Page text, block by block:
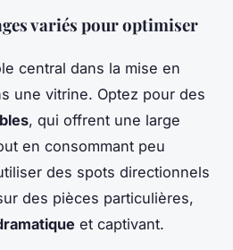
variés pour optimiser
central dans la mise en
une vitrine. Optez pour des
, qui offrent une large
en consommant peu
des spots directionnels
des pièces particulières,
et captivant.